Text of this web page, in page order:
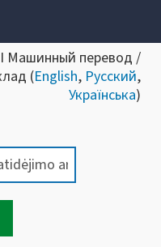
Машинный перевод /
(English, Русский,
Українська)